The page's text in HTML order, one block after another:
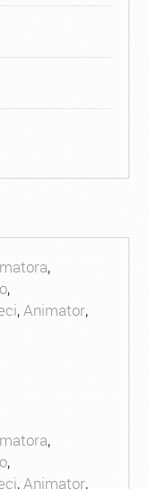
,
,
,Animator,
,
,
,Animator,